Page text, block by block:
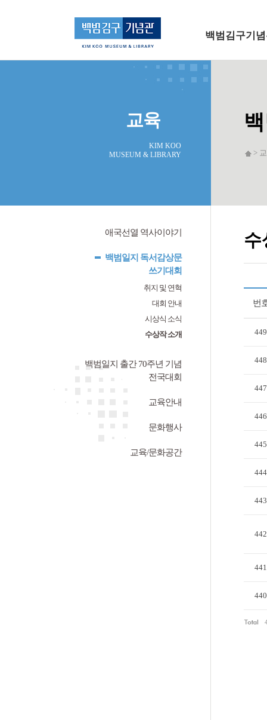
백범김구기
교육
KIM KOO
MUSEUM & LIBRARY
>
애국선열 역사이야기
백범일지 독서감상문
쓰기대회
취지 및 연혁
대회 안내
시상식 소식
수상작 소개
백범일지 출간 70주년 기념
전국대회
교육안내
문화행사
교육/문화공간
수
번
449
448
447
446
445
444
443
442
441
440